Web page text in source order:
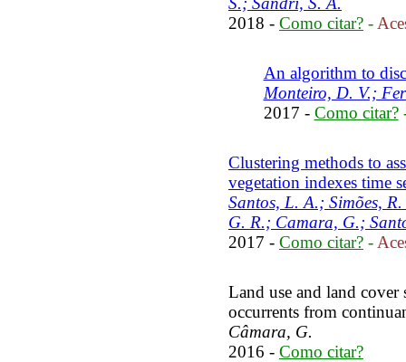
2018 - Como citar? -
An algorithm to
Monteiro, D. V.;
2017 - Como citar?
Clustering methods to
vegetation indexes time
Santos, L. A.; Simões,
G. R.; Camara, G.;
2017 - Como citar? -
Land use and land
occurrents from
Câmara, G.
2016 - Como citar?